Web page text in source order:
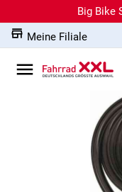
Big Bike
Meine Filiale